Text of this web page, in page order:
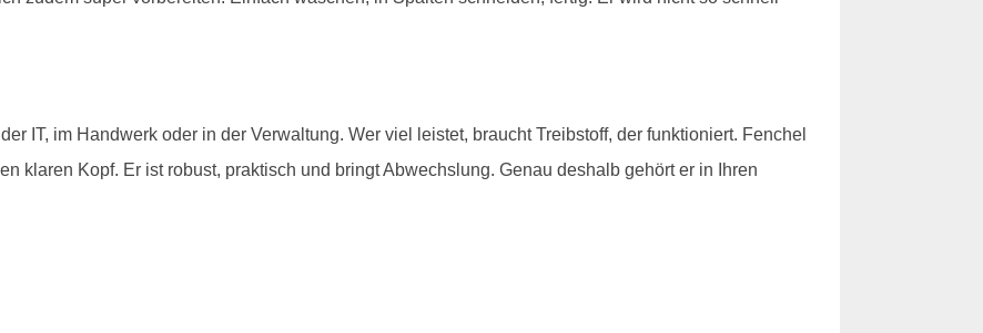
IT, im Handwerk oder in der Verwaltung. Wer viel leistet, braucht Treibstoff, der funktioniert. Fenchel
klaren Kopf. Er ist robust, praktisch und bringt Abwechslung. Genau deshalb gehört er in Ihren